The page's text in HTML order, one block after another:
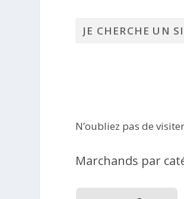
N’oubliez pas de
Marchands par